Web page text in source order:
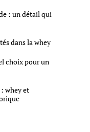
: un détail qui
dans la whey
choix pour un
whey et